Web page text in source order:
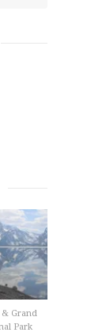
& Grand
Park